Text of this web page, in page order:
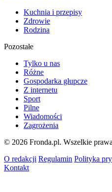
Kuchnia i przepisy
Zdrowie
Rodzina
Pozostałe
Tylko u nas
Różne
Gospodarka głupcze
Z internetu
Sport
Pilne
Wiadomości
Zagrożenia
© 2026 Fronda.pl. Wszelkie
O redakcji Regulamin Polityka
Kontakt